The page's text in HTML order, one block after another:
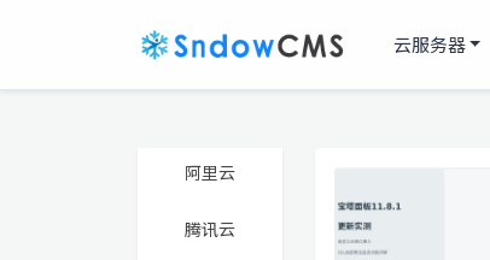
云服务器
阿里云
腾讯云